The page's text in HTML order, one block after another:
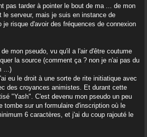
pas tarder à pointer le bout de ma ... de mon
le serveur, mais je suis en instance de
je risque d'avoir des fréquences de connexion
mon pseudo, vu qu'il a l'air d'être coutume
la source (comment ça ? non je n'ai pas du
...)
eu le droit à une sorte de rite initiatique avec
des croyances animistes. Et durant cette
"Yash". C'est devenu mon pseudo un peu
tombe sur un formulaire d'inscription où le
6 caractères, et j'ai du coup rajouté le